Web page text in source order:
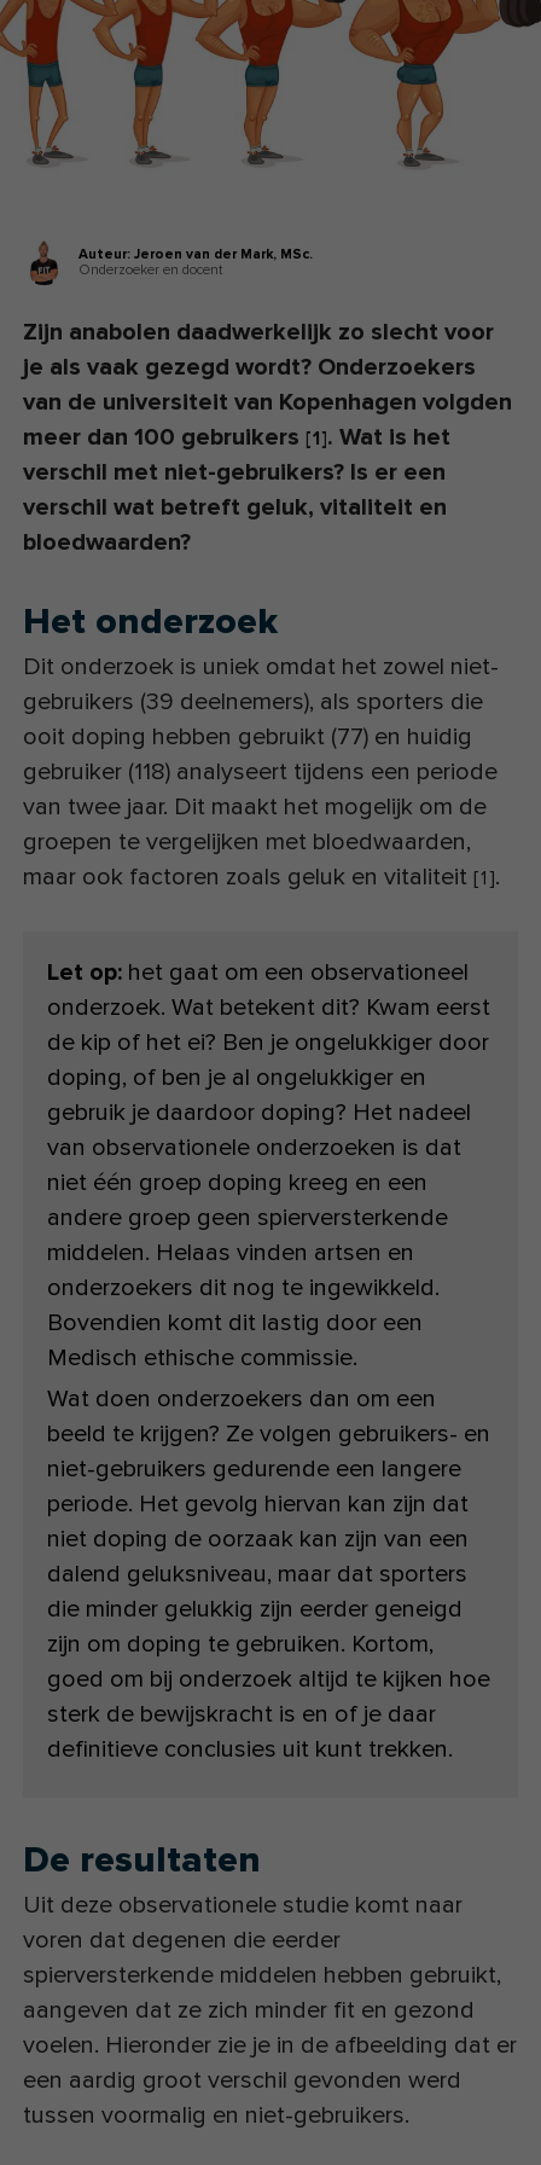
Auteur: Jeroen van der Mark, MSc.
Onderzoeker en docent
Zijn anabolen daadwerkelijk zo slecht voor
je als vaak gezegd wordt? Onderzoekers
van de universiteit van Kopenhagen volgden
meer dan 100 gebruikers [1]. Wat is het
verschil met niet-gebruikers? Is er een
verschil wat betreft geluk, vitaliteit en
bloedwaarden?
Het onderzoek
Dit onderzoek is uniek omdat het zowel niet-
gebruikers (39 deelnemers), als sporters die
ooit doping hebben gebruikt (77) en huidig
gebruiker (118) analyseert tijdens een periode
van twee jaar. Dit maakt het mogelijk om de
groepen te vergelijken met bloedwaarden,
maar ook factoren zoals geluk en vitaliteit [1].
Let op: het gaat om een observationeel
onderzoek. Wat betekent dit? Kwam eerst
de kip of het ei? Ben je ongelukkiger door
doping, of ben je al ongelukkiger en
gebruik je daardoor doping? Het nadeel
van observationele onderzoeken is dat
niet één groep doping kreeg en een
andere groep geen spierversterkende
middelen. Helaas vinden artsen en
onderzoekers dit nog te ingewikkeld.
Bovendien komt dit lastig door een
Medisch ethische commissie.
Wat doen onderzoekers dan om een
beeld te krijgen? Ze volgen gebruikers- en
niet-gebruikers gedurende een langere
periode. Het gevolg hiervan kan zijn dat
niet doping de oorzaak kan zijn van een
dalend geluksniveau, maar dat sporters
die minder gelukkig zijn eerder geneigd
zijn om doping te gebruiken. Kortom,
goed om bij onderzoek altijd te kijken hoe
sterk de bewijskracht is en of je daar
definitieve conclusies uit kunt trekken.
De resultaten
Uit deze observationele studie komt naar
voren dat degenen die eerder
spierversterkende middelen hebben gebruikt,
aangeven dat ze zich minder fit en gezond
voelen. Hieronder zie je in de afbeelding dat er
een aardig groot verschil gevonden werd
tussen voormalig en niet-gebruikers.